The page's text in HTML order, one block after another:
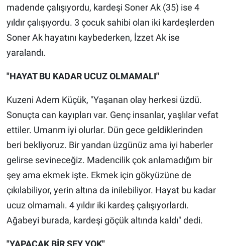
madende çalışıyordu, kardeşi Soner Ak (35) ise 4
yıldır çalışıyordu. 3 çocuk sahibi olan iki kardeşlerden
Soner Ak hayatını kaybederken, İzzet Ak ise
yaralandı.
"HAYAT BU KADAR UCUZ OLMAMALI"
Kuzeni Adem Küçük, "Yaşanan olay herkesi üzdü.
Sonuçta can kayıpları var. Genç insanlar, yaşlılar vefat
ettiler. Umarım iyi olurlar. Dün gece geldiklerinden
beri bekliyoruz. Bir yandan üzgünüz ama iyi haberler
gelirse sevineceğiz. Madencilik çok anlamadığım bir
şey ama ekmek işte. Ekmek için gökyüzüne de
çıkılabiliyor, yerin altına da inilebiliyor. Hayat bu kadar
ucuz olmamalı. 4 yıldır iki kardeş çalışıyorlardı.
Ağabeyi burada, kardeşi göçük altında kaldı" dedi.
"YAPACAK BİR ŞEY YOK"